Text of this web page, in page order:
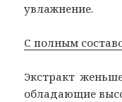
увлажнение.
С полным
Экстракт
обладающие